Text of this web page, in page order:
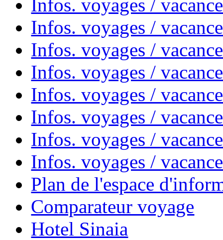
Infos. voyages /
Infos. voyages /
Infos. voyages /
Infos. voyages /
Infos. voyages /
Infos. voyages /
Infos. voyages /
Infos. voyages /
Plan de l'espace
Comparateur voyage
Hotel Sinaia